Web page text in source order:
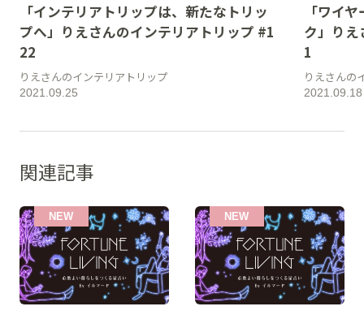
「インテリアトリップは、新たなトリッ
プへ」りえさんのインテリアトリップ #1
22
2021.09.25
りえさんのインテリアトリップ
「ワイ
ク」り
1
2021.09.18
りえさんの
関連記事